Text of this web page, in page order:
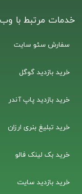
خدمات مرتبط با
سفارش سئو سایت
خرید بازدید گوگل
خرید بازدید پاپ آندر
خرید تبلیغ بنری ارزان
خرید بک لینک فالو
خرید بازدید سایت